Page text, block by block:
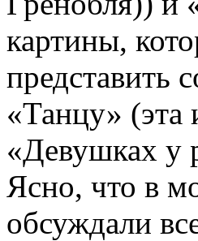
картины,
представить
«Танцу» (эта
«Девушках у
Ясно, что в
обсуждали